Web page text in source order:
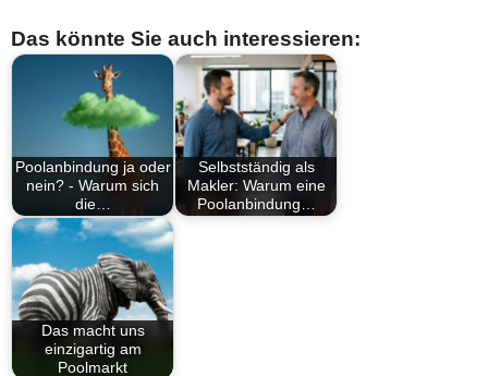
Das könnte Sie auch interessieren:
Poolanbindung ja oder
nein? - Warum sich
die…
Selbstständig als
Makler: Warum eine
Poolanbindung…
Das macht uns
einzigartig am
Poolmarkt